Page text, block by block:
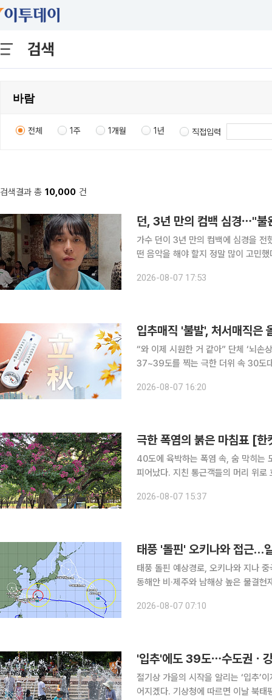
검색
전체 1주 1개월 1년 직접입력
검색결과 총 10,000 건
던, 3년 만의 컴백 심경⋯"불
가수 던이 3년 만의 컴백에 심경을 전했다. 7일 던은 자신의 인스타그램을 통해 “지난
떤 음악을 해야 할지 정말 많이 고민했다”라며 장문의
결과를 먼저 바라보고 있는 제 모습을
2026-08-07 17:53
입추매직 '불발', 처서매직은
“와 이제 시원한 거 같아” 단체 ‘뇌손상’의 단계까지 온 지독하고 지독한 폭염입니다. 낮 기온이
37~39도를 찍는 극한 더위 속 30도대 초
영남 쪽으로 내려오면서 뜨겁고 건조
2026-08-07 16:20
극한 폭염의 붉은 마침표 [한
40도에 육박하는 폭염 속, 숨 막히는
피어났다. 지친 통근객들의 머리 위로
꽃이다. 가장 화려한 이 순간은 역설
2026-08-07 15:37
태풍 '돌핀' 오키나와 접근…
태풍 돌핀 예상경로, 오키나와 지나
동해안 비·제주와 남해상 높은 물결
다. 돌핀은 오키나와 부근을 지난 뒤
2026-08-07 07:10
'입추'에도 39도⋯수도권ㆍ
절기상 가을의 시작을 알리는 ‘입추’
어지겠다. 기상청에 따르면 이날 북태평양고기압의 영향으로 전국 대부분 지역의 기온이 평년보다